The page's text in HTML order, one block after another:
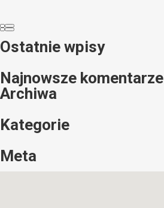
Ostatnie wpisy
Najnowsze komentarze
Archiwa
Kategorie
Meta